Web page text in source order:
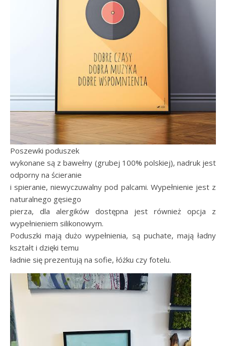
Poszewki poduszek
wykonane są z bawełny (grubej 100% polskiej), nadruk jest
odporny na ścieranie
i spieranie, niewyczuwalny pod palcami. Wypełnienie jest z
naturalnego gęsiego
pierza, dla alergików dostępna jest również opcja z
wypełnieniem silikonowym.
Poduszki mają dużo wypełnienia, są puchate, mają ładny
kształt i dzięki temu
ładnie się prezentują na sofie, łóżku czy fotelu.